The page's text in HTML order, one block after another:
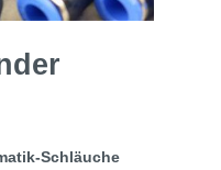
Schläuche